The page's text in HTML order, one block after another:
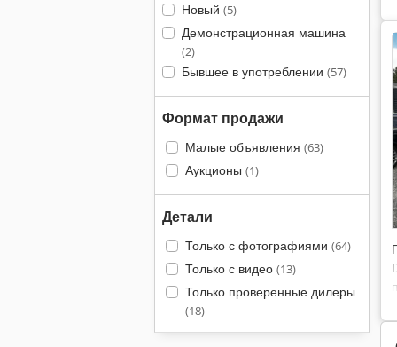
Новый (5)
Демонстрационная машина
(2)
Бывшее в употреблении (57)
Формат продажи
Малые объявления (63)
Аукционы (1)
Детали
Только с фотографиями (64)
Только с видео (13)
Только проверенные дилеры
(18)